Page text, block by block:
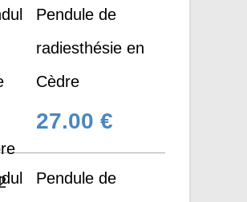
Pendule de
radiesthésie en
Cèdre
27.00 €
Pendule de